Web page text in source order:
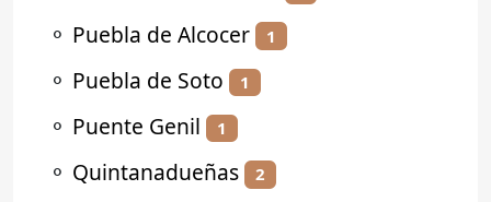
⚬ Puebla de Alcocer 1
⚬ Puebla de Soto 1
⚬ Puente Genil 1
⚬ Quintanadueñas 2